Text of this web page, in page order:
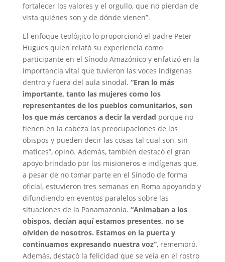
fortalecer los valores y el orgullo, que no pierdan de
vista quiénes son y de dónde vienen”.
El enfoque teológico lo proporcionó el padre Peter
Hugues quien relató su experiencia como
participante en el Sínodo Amazónico y enfatizó en la
importancia vital que tuvieron las voces indígenas
dentro y fuera del aula sinodal. “Eran lo más
importante, tanto las mujeres como los
representantes de los pueblos comunitarios, son
los que más cercanos a decir la verdad porque no
tienen en la cabeza las preocupaciones de los
obispos y pueden decir las cosas tal cual son, sin
matices”, opinó. Además, también destacó el gran
apoyo brindado por los misioneros e indígenas que,
a pesar de no tomar parte en el Sínodo de forma
oficial, estuvieron tres semanas en Roma apoyando y
difundiendo en eventos paralelos sobre las
situaciones de la Panamazonía. “Animaban a los
obispos, decían aquí estamos presentes, no se
olviden de nosotros. Estamos en la puerta y
continuamos expresando nuestra voz”, rememoró.
Además, destacó la felicidad que se veía en el rostro